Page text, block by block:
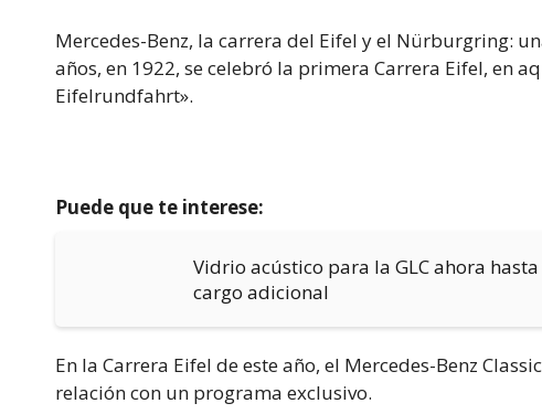
Mercedes-Benz, la carrera del Eifel y el Nürburgring:
años, en 1922, se celebró la primera Carrera Eifel, en
Eifelrundfahrt».
Puede que te interese:
Vidrio acústico para la GLC ahora
cargo adicional
En la Carrera Eifel de este año, el Mercedes-Benz
relación con un programa exclusivo.